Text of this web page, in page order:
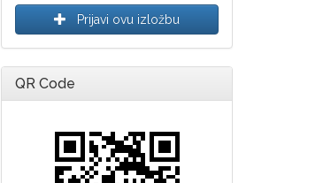
Prijavi ovu izložbu
QR Code